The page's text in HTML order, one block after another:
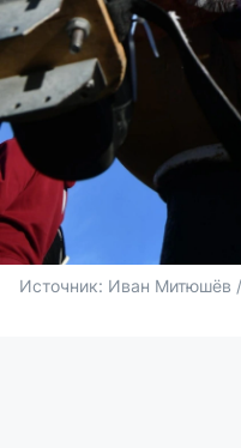
Источник: Иван Митюшёв /